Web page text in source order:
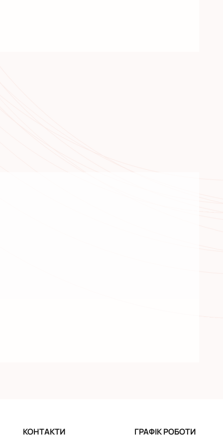
КОНТАКТИ ГРАФІК РОБОТИ